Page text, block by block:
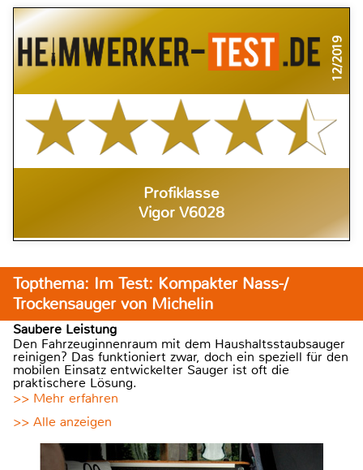
12/2019
Profiklasse
Vigor V6028
Topthema: Im Test: Kompakter Nass-/
Trockensauger von Michelin
Saubere Leistung
Den Fahrzeuginnenraum mit dem Haushaltsstaubsauger
reinigen? Das funktioniert zwar, doch ein speziell für den
mobilen Einsatz entwickelter Sauger ist oft die
praktischere Lösung.
>> Mehr erfahren
>> Alle anzeigen